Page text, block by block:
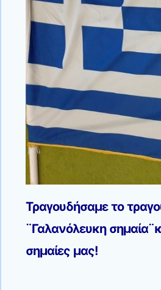
Τραγουδήσαμε το
¨Γαλανόλευκη
σημαίες μας!